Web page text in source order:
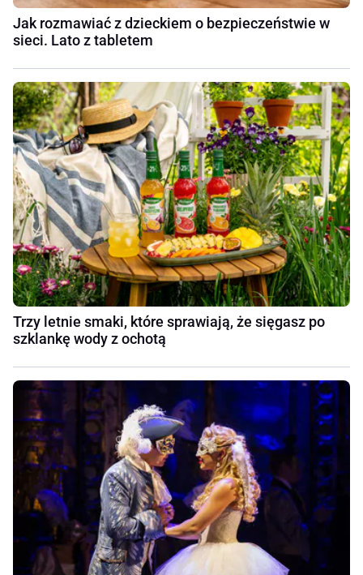
Jak rozmawiać z dzieckiem o bezpieczeństwie w
sieci. Lato z tabletem
Trzy letnie smaki, które sprawiają, że sięgasz po
szklankę wody z ochotą